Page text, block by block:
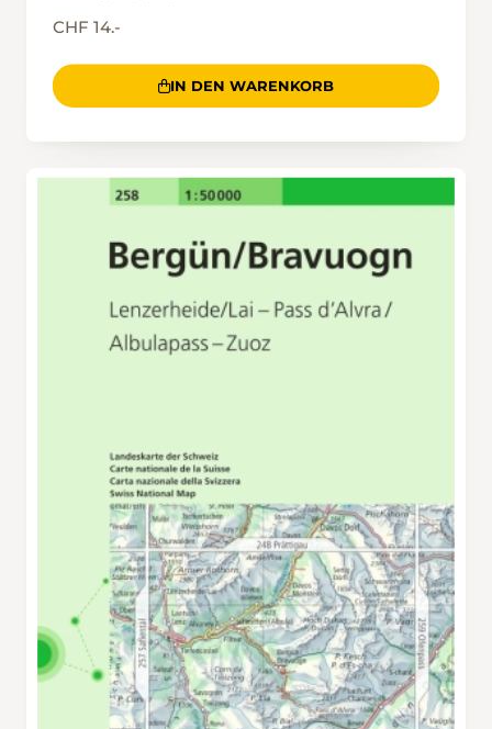
CHF 14.-
IN DEN WARENKORB